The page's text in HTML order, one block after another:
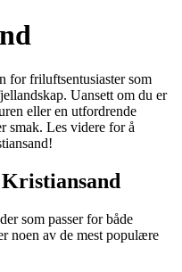
for friluftsentusiaster som
Uansett om du er
eller en utfordrende
smak. Les videre for å
som passer for både
noen av de mest populære